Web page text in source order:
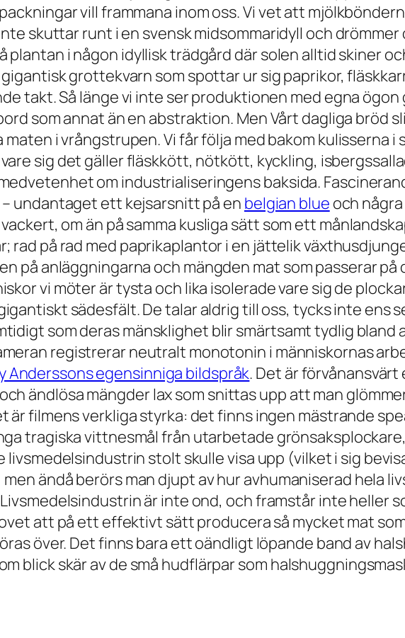
vill frammana inom oss. Vi vet att
skuttar runt i en svensk midsommaridyll och drömmer
i någon idyllisk trädgård där solen alltid skiner
grottekvarn som spottar ur sig paprikor,
takt. Så länge vi inte ser produktionen med egna
som annat än en abstraktion. Men Vårt dagliga bröd
i vrångstrupen. Vi får följa med bakom kulisserna i
sig det gäller fläskkött, nötkött, kyckling,
om industrialiseringens baksida.
undantaget ett kejsarsnitt på en belgian blue och
om än på samma kusliga sätt som ett
rad på rad med paprikaplantor i en jättelik
på anläggningarna och mängden mat som passerar på
vi möter är tysta och lika isolerade vare sig de
sädesfält. De talar aldrig till oss, tycks inte ens
som deras mänsklighet blir smärtsamt tydlig
registrerar neutralt monotonin i människornas
Anderssons egensinniga bildspråk. Det är
ändlösa mängder lax som snittas upp att man
är filmens verkliga styrka: det finns ingen mästrande
tragiska vittnesmål från utarbetade
livsmedelsindustrin stolt skulle visa upp (vilket i sig
ändå berörs man djupt av hur avhumaniserad hela
är inte ond, och framstår inte heller
att på ett effektivt sätt producera så mycket mat
över. Det finns bara ett oändligt löpande band av
blick skär av de små hudflärpar som